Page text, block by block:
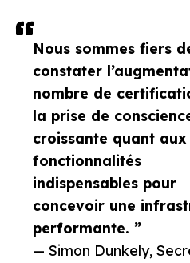
Nous sommes fiers
constater
nombre de
la prise de
croissante quant aux
fonctionnalités
indispensables pour
concevoir une
performante. ”
— Simon Dunkely,